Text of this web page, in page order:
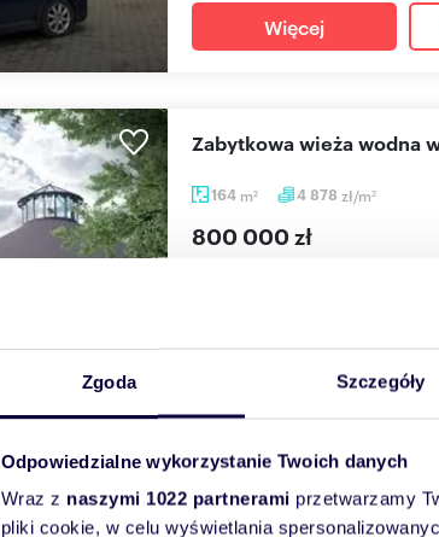
Zgoda Szczegóły
Odpowiedzialne wykorzystanie Twoich danych
Wraz z naszymi 1022 partnerami przetwarzamy
pliki cookie, w celu wyświetlania
Więcej
164 m2 4 878 zł/m2
Zabytkowa wieża wodna
800 000 zł
Oferujemy na sprzedaż